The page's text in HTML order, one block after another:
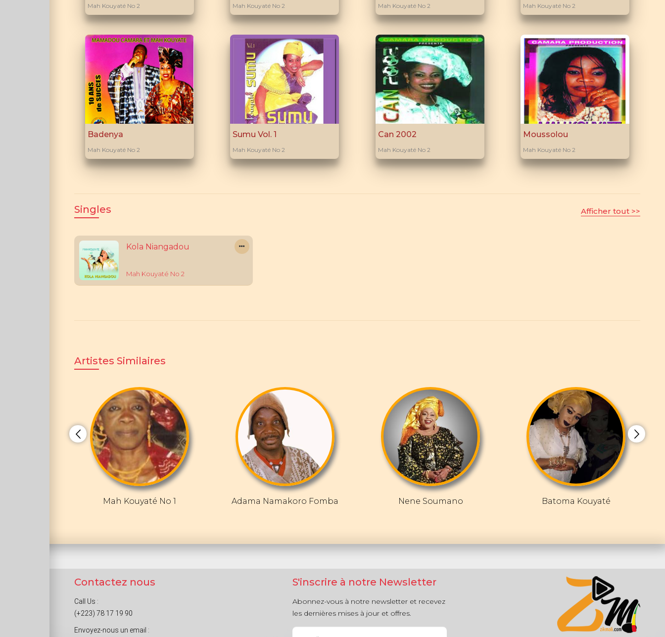
Mah Kouyaté No 2 Mah Kouyaté No 2 Mah Kouyaté No 2 Mah Kouyaté No 2
Badenya
Mah Kouyaté No 2
Sumu Vol. 1
Mah Kouyaté No 2
Can 2002
Mah Kouyaté No 2
Moussolou
Mah Kouyaté No 2
Singles Afficher tout >>
Kola Niangadou
Mah Kouyaté No 2
Artistes Similaires
Mah Kouyaté No 1 Adama Namakoro Fomba Nene Soumano Batoma Kouyaté
Contactez nous
Call Us :
(+223) 78 17 19 90
Envoyez-nous un email :
S'inscrire à notre Newsletter
Abonnez-vous à notre newsletter et recevez
les dernières mises à jour et offres.